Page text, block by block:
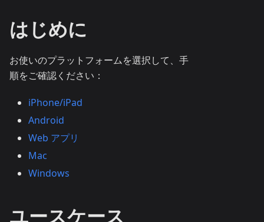
はじめに
お使いのプラットフォームを選択して、手
順をご確認ください：
iPhone/iPad
Android
Web アプリ
Mac
Windows
ユースケース